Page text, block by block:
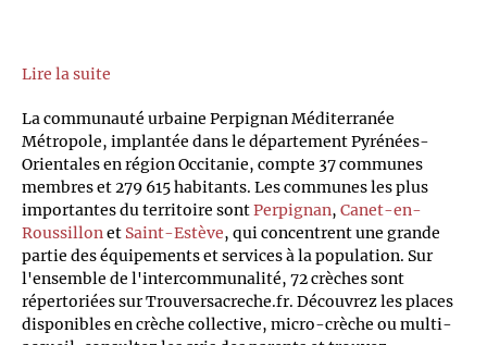
Lire la suite
La communauté urbaine Perpignan Méditerranée
Métropole, implantée dans le département Pyrénées-
Orientales en région Occitanie, compte 37 communes
membres et 279 615 habitants. Les communes les plus
importantes du territoire sontPerpignan, Canet-en-
Roussillonet Saint-Estève, qui concentrent une grande
partie des équipements et services à la population. Sur
l'ensemble de l'intercommunalité, 72 crèches sont
répertoriées sur Trouversacreche.fr. Découvrez les places
disponibles en crèche collective, micro-crèche ou multi-